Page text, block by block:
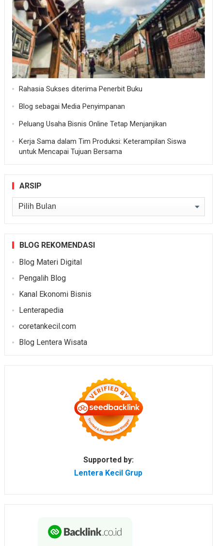
Rahasia Sukses diterima Penerbit Buku
Blog sebagai Media Penyimpanan
Peluang Usaha Bisnis Online Tetap Menjanjikan
Kerja Sama dalam Tim Produksi: Keterampilan Siswa
untuk Mencapai Tujuan Bersama
ARSIP
Arsip
BLOG REKOMENDASI
Blog Materi Digital
Pengalih Blog
Kanal Ekonomi Bisnis
Lenterapedia
coretankecil.com
Blog Lentera Wisata
Supported by:
Lentera Kecil Grup